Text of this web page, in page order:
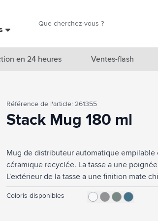
Marques
Thèmes
Accessoires boissons
Sacs & Voyage
Cuisiner & Vivre
Produits de soin
en 24 heures Ventes-flash
Référence de l'article: 261355
Stack Mug 180 ml
Mug de distributeur automatique
céramique recyclée. La tasse a une
L'extérieur de la tasse a une finition mate
à café. Lave-vaisselle. Capacité 180 ml.
matières premières avec des fragments de
Coloris disponibles